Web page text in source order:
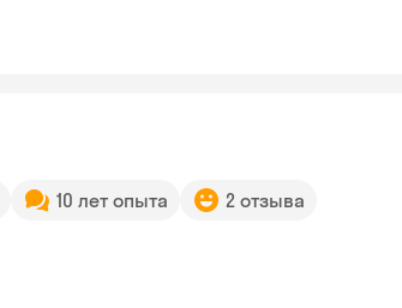
10 лет опыта 2 отзыва